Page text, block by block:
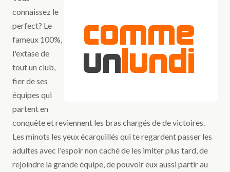
connaissez le
perfect? Le
fameux 100%,
l'extase de
tout un club,
fier de ses
équipes qui
partent en
conquête et reviennent les bras chargés de de victoires.
Les minots les yeux écarquillés qui te regardent passer les
adultes avec l'espoir non caché de les imiter plus tard, de
rejoindre la grande équipe, de pouvoir eux aussi partir au